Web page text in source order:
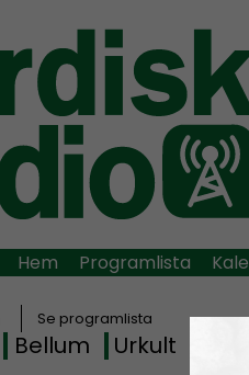
Hem Programlista
Se programlista
Bellum Urkult